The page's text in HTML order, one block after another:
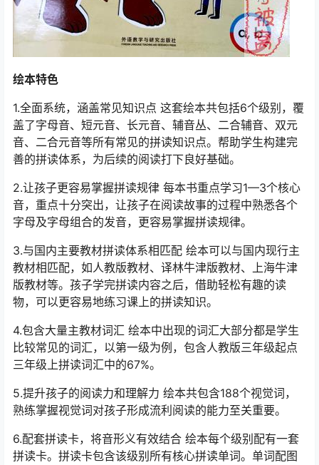
绘本特色
1.全面系统，涵盖常见知识点 这套绘本共包括6个级别，覆
盖了字母音、短元音、长元音、辅音丛、二合辅音、双元
音、二合元音等所有常见的拼读知识点。帮助学生构建完
善的拼读体系，为后续的阅读打下良好基础。
2.让孩子更容易掌握拼读规律 每本书重点学习1—3个核心
音，重点十分突出，让孩子在阅读故事的过程中熟悉各个
字母及字母组合的发音，更容易掌握拼读规律。
3.与国内主要教材拼读体系相匹配 绘本可以与国内现行主
教材相匹配，如人教版教材、译林牛津版教材、上海牛津
版教材等。孩子学完拼读内容之后，借助轻松有趣的读
物，可以更容易地练习课上的拼读知识。
4.包含大量主教材词汇 绘本中出现的词汇大部分都是学生
比较常见的词汇，以第一级为例，包含人教版三年级起点
三年级上拼读词汇中的67%。
5.提升孩子的阅读力和理解力 绘本共包含188个视觉词，
熟练掌握视觉词对孩子形成流利阅读的能力至关重要。
6.配套拼读卡，将音形义有效结合 绘本每个级别配有一套
拼读卡。拼读卡包含该级别所有核心拼读单词。单词配图